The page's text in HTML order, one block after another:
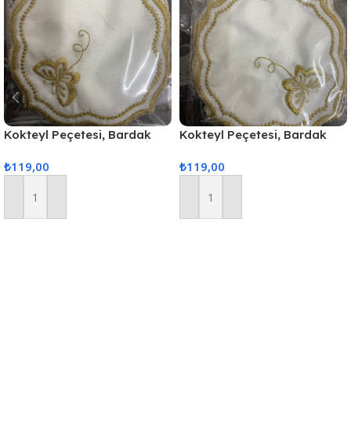
Kokteyl Peçetesi, Bardak
Peçetesi Gold
₺119,00
Sepete Ekle
Kokteyl Peçetesi, Bardak
Peçetesi Gold
₺119,00
Sepete Ekle